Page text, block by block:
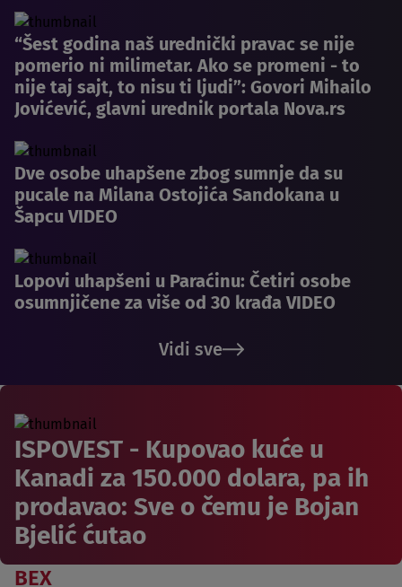
“Šest godina naš urednički pravac se nije
pomerio ni milimetar. Ako se promeni - to
nije taj sajt, to nisu ti ljudi”: Govori Mihailo
Jovićević, glavni urednik portala Nova.rs
Dve osobe uhapšene zbog sumnje da su
pucale na Milana Ostojića Sandokana u
Šapcu VIDEO
Lopovi uhapšeni u Paraćinu: Četiri osobe
osumnjičene za više od 30 krađa VIDEO
Vidi sve
ISPOVEST - Kupovao kuće u
Kanadi za 150.000 dolara, pa ih
prodavao: Sve o čemu je Bojan
Bjelić ćutao
BEX